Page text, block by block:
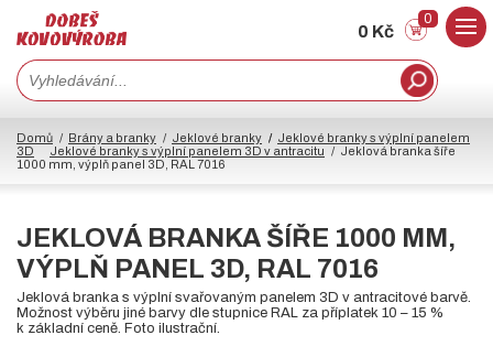
0 Kč
0
Domů Brány a branky Jeklové branky
Jeklové branky s výplní panelem
3D
Jeklové branky s výplní panelem 3D v antracitu
Jeklová branka šíře
1000 mm, výplň panel 3D, RAL 7016
JEKLOVÁ BRANKA ŠÍŘE 1000 MM,
VÝPLŇ PANEL 3D, RAL 7016
Jeklová branka s výplní svařovaným panelem 3D v antracitové barvě.
Možnost výběru jiné barvy dle stupnice RAL za příplatek 10 – 15 %
k základní ceně. Foto ilustrační.